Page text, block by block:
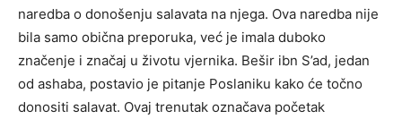
naredba o donošenju salavata na njega. Ova naredba nije
bila samo obična preporuka, već je imala duboko
značenje i značaj u životu vjernika. Bešir ibn S’ad, jedan
od ashaba, postavio je pitanje Poslaniku kako će točno
donositi salavat. Ovaj trenutak označava početak